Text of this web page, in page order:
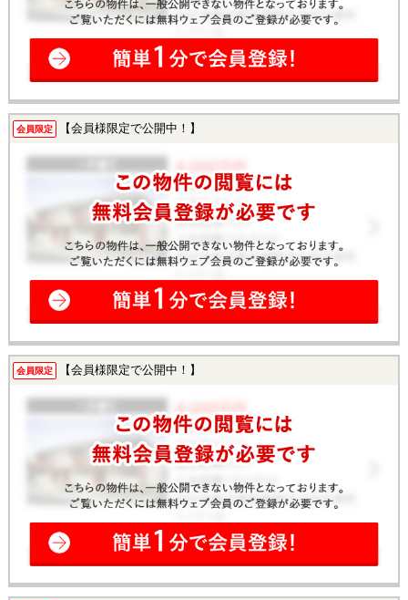
会員限定 【会員様限定で公開中！】
会員限定 【会員様限定で公開中！】